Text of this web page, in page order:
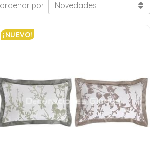
ordenar por
¡NUEVO!